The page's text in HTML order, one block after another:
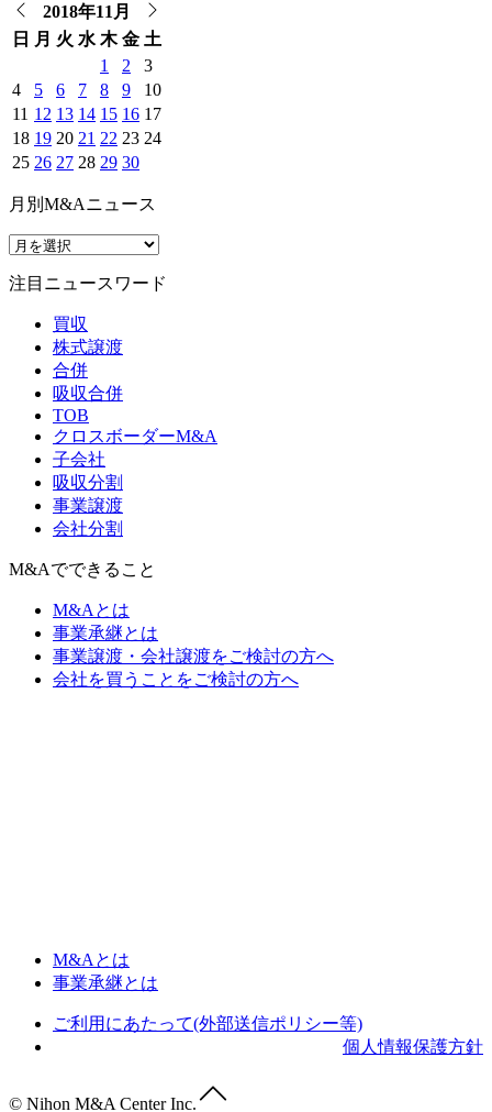
2018年11月
日
月 火 水 木 金 土
1
2
3
4
5 6 7 8 9
10
11 12 13 14 15 16 17
18 19 20 21 22 23 24
25 26 27 28 29 30
月別M&Aニュース
注目ニュースワード
買収
株式譲渡
合併
吸収合併
TOB
クロスボーダーM&A
子会社
吸収分割
事業譲渡
会社分割
M&Aでできること
M&Aとは
事業承継とは
事業譲渡・会社譲渡をご検討の方へ
会社を買うことをご検討の方へ
M&Aとは
事業承継とは
ご利用にあたって(外部送信ポリシー等)
個人情報保護方針
© Nihon M&A Center Inc.